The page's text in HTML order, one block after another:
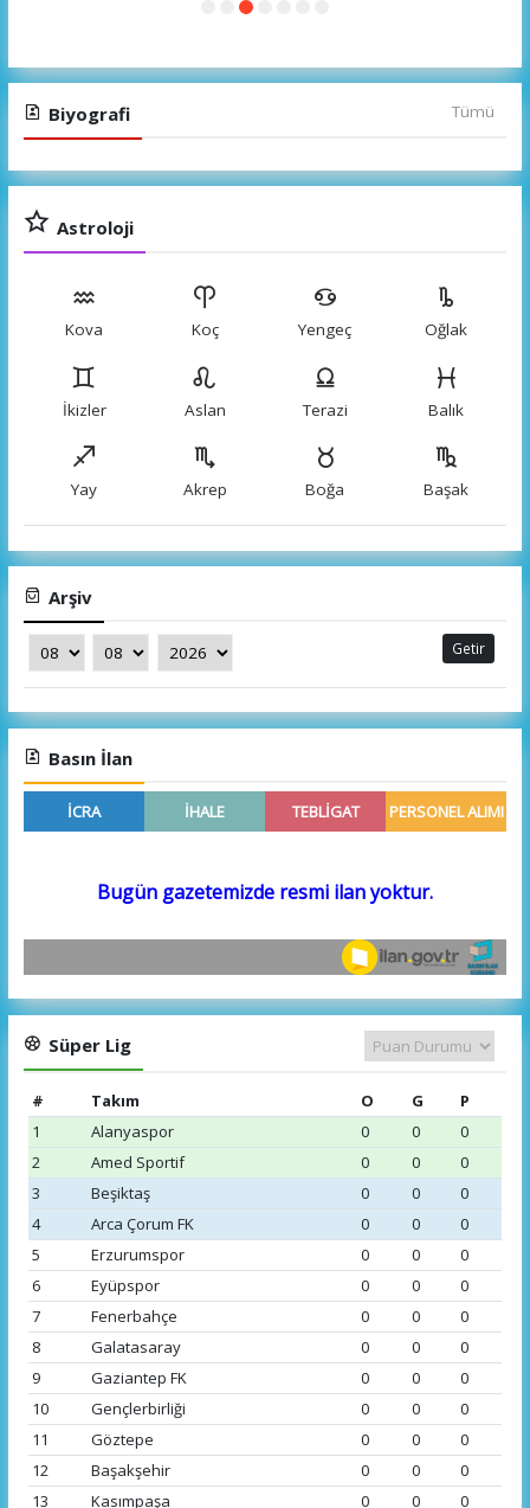
Biyografi Tümü
Astroloji
Kova Koç Yengeç Oğlak
İkizler Aslan Terazi Balık
Yay Akrep Boğa Başak
Arşiv
Getir
Basın İlan
Süper Lig
# Takım O G
P
1
Alanyaspor 0 0
0
2
Amed Sportif 0 0
0
3
Beşiktaş 0 0
0
4
Arca Çorum FK 0 0
0
5
Erzurumspor 0 0
0
6
Eyüpspor 0 0
0
7
Fenerbahçe 0 0
0
8
Galatasaray 0 0
0
9
Gaziantep FK 0 0
0
10
Gençlerbirliği 0 0
0
11
Göztepe 0 0
0
12
Başakşehir 0 0
0
13
Kasımpaşa 0 0 0